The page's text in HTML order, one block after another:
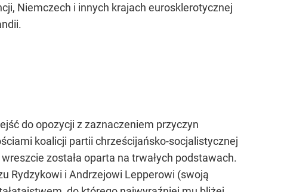
Niemczech i innych krajach eurosklerotycznej
do opozycji z zaznaczeniem przyczyn
koalicji partii chrześcijańsko-socjalistycznej
została oparta na trwałych podstawach.
Rydzykowi i Andrzejowi Lepperowi (swoją